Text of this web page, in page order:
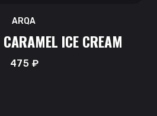
ARQA
ICE CREAM
475 ₽